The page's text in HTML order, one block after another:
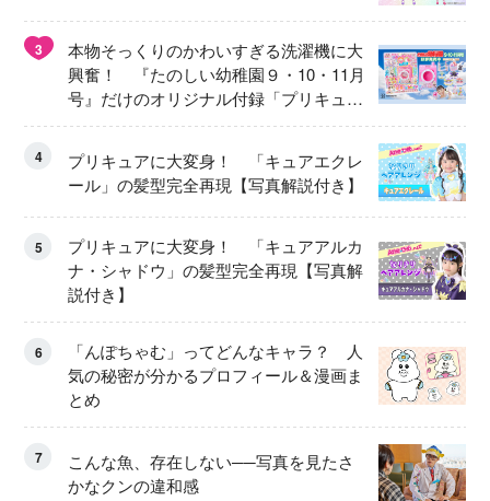
3
本物そっくりのかわいすぎる洗濯機に大
興奮！ 『たのしい幼稚園９・10・11月
号』だけのオリジナル付録「プリキュ
ア くるくるせんたくき」
4
プリキュアに大変身！ 「キュアエクレ
ール」の髪型完全再現【写真解説付き】
5
プリキュアに大変身！ 「キュアアルカ
ナ・シャドウ」の髪型完全再現【写真解
説付き】
6
「んぽちゃむ」ってどんなキャラ？ 人
気の秘密が分かるプロフィール＆漫画ま
とめ
7
こんな魚、存在しない──写真を見たさ
かなクンの違和感